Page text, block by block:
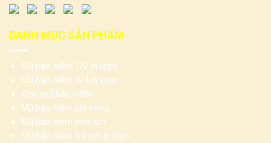
DANH MỤC SẢN PHẨM
Mũ bảo hiểm 1/2 in logo
Mũ bảo hiểm 3/4 in logo
Kính mũ bảo hiểm
Mũ bảo hiểm phi công
Mũ bảo hiểm kính âm
Mũ bảo hiểm trẻ em in logo